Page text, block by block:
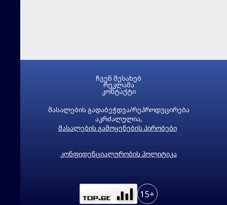
მასალების გადაბეჭდვა/რეპროდუცირება
აკრძალულია,
მასალების გამოყენების პირობები
კონფიდენციალურობის პოლიტიკა
ჩვენ შესახებ
რეკლამა
კონტაქტი